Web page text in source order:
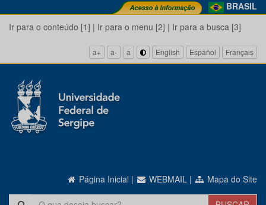
BRASIL
Ir para o conteúdo [1] | Ir para o menu [2] | Ir para a busca [3]
a+ a- a English Español Français
Página Inicial | WEBMAIL | Mapa do Site